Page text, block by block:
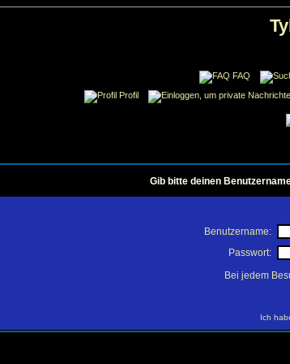
FAQ
Profil
Gib bitte deinen
Benutzername:
Passwort:
Bei jedem
Ich